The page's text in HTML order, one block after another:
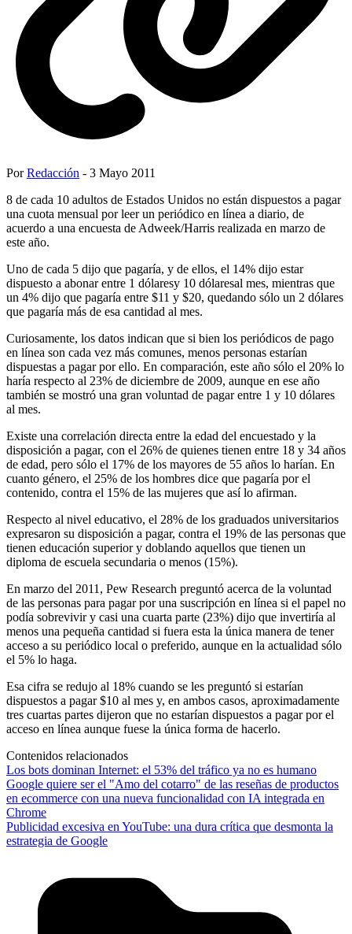
PorRedacción - 3 Mayo 2011
8 de cada 10 adultos de Estados Unidos no están dispuestos a pagar
una cuota mensual por leer un periódico en línea a diario, de
acuerdo a una encuesta de Adweek/Harris realizada en marzo de
este año.
Uno de cada 5 dijo que pagaría, y de ellos, el 14% dijo estar
dispuesto a abonar entre 1 dólaresy 10 dólaresal mes, mientras que
un 4% dijo que pagaría entre $11 y $20, quedando sólo un 2 dólares
que pagaría más de esa cantidad al mes.
Curiosamente, los datos indican que si bien los periódicos de pago
en línea son cada vez más comunes, menos personas estarían
dispuestas a pagar por ello. En comparación, este año sólo el 20% lo
haría respecto al 23% de diciembre de 2009, aunque en ese año
también se mostró una gran voluntad de pagar entre 1 y 10 dólares
al mes.
Existe una correlación directa entre la edad del encuestado y la
disposición a pagar, con el 26% de quienes tienen entre 18 y 34 años
de edad, pero sólo el 17% de los mayores de 55 años lo harían. En
cuanto género, el 25% de los hombres dice que pagaría por el
contenido, contra el 15% de las mujeres que así lo afirman.
Respecto al nivel educativo, el 28% de los graduados universitarios
expresaron su disposición a pagar, contra el 19% de las personas que
tienen educación superior y doblando aquellos que tienen un
diploma de escuela secundaria o menos (15%).
En marzo del 2011, Pew Research preguntó acerca de la voluntad
de las personas para pagar por una suscripción en línea si el papel no
podía sobrevivir y casi una cuarta parte (23%) dijo que invertiría al
menos una pequeña cantidad si fuera esta la única manera de tener
acceso a su periódico local o preferido, aunque en la actualidad sólo
el 5% lo haga.
Esa cifra se redujo al 18% cuando se les preguntó si estarían
dispuestos a pagar $10 al mes y, en ambos casos, aproximadamente
tres cuartas partes dijeron que no estarían dispuestos a pagar por el
acceso en línea aunque fuese la única forma de hacerlo.
Contenidos relacionados
Los bots dominan Internet: el 53% del tráfico ya no es humano
Google quiere ser el "Amo del cotarro" de las reseñas de productos
en ecommerce con una nueva funcionalidad con IA integrada en
Chrome
Publicidad excesiva en YouTube: una dura crítica que desmonta la
estrategia de Google